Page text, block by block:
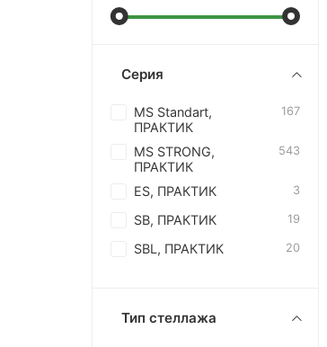
Серия
MS Standart,
ПРАКТИК
167
MS STRONG,
ПРАКТИК
543
ES, ПРАКТИК 3
SB, ПРАКТИК 19
SBL, ПРАКТИК 20
Тип стеллажа